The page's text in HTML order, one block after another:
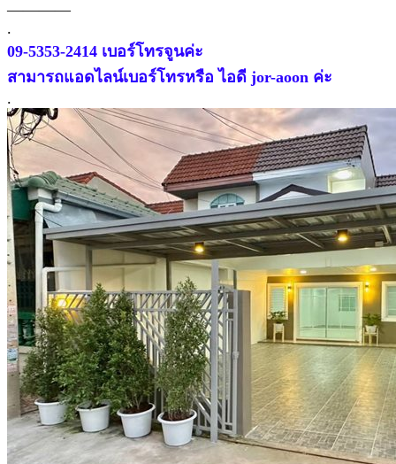
————
.
09-5353-2414 เบอร์โทรจูนค่ะ
สามารถแอดไลน์เบอร์โทรหรือ ไอดี jor-aoon ค่ะ
.